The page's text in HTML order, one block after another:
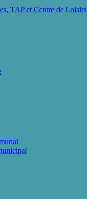
TAP et Centre de Loisirs